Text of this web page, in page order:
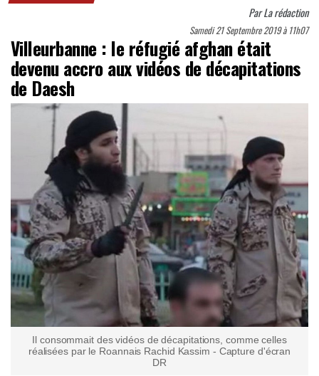
ParLa rédaction
Samedi 21 Septembre 2019 à 11h07
Villeurbanne : le réfugié afghan était
devenu accro aux vidéos de décapitations
de Daesh
Il consommait des vidéos de décapitations, comme celles
réalisées par le Roannais Rachid Kassim - Capture d'écran
DR